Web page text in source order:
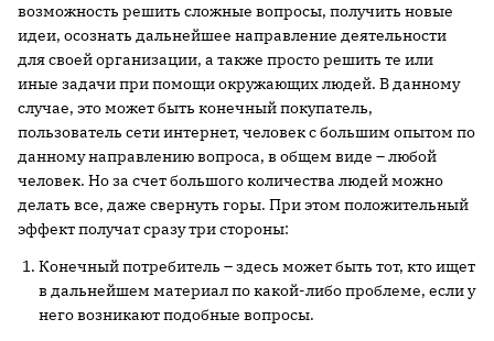
возможность решить сложные вопросы, получить новые
идеи, осознать дальнейшее направление деятельности
для своей организации, а также просто решить те или
иные задачи при помощи окружающих людей. В данному
случае, это может быть конечный покупатель,
пользователь сети интернет, человек с большим опытом по
данному направлению вопроса, в общем виде – любой
человек. Но за счет большого количества людей можно
делать все, даже свернуть горы. При этом положительный
эффект получат сразу три стороны:
Конечный потребитель – здесь может быть тот, кто ищет
в дальнейшем материал по какой-либо проблеме, если у
него возникают подобные вопросы.